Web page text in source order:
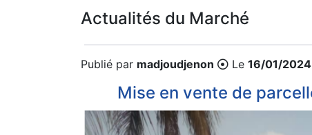
Actualités du Marché
Publié par madjoudjenon Le 16/01/2024
Mise en vente de